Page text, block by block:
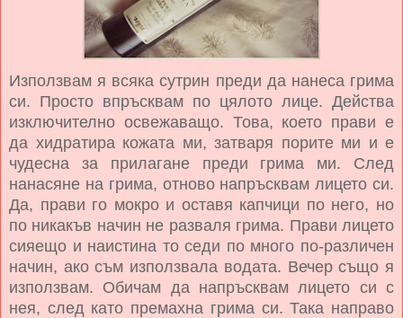
Използвам я всяка сутрин преди да нанеса грима
си. Просто впръсквам по цялото лице. Действа
изключително освежаващо. Това, което прави е
да хидратира кожата ми, затваря порите ми и е
чудесна за прилагане преди грима ми. След
нанасяне на грима, отново напръсквам лицето си.
Да, прави го мокро и оставя капчици по него, но
по никакъв начин не разваля грима. Прави лицето
сияещо и наистина то седи по много по-различен
начин, ако съм използвала водата. Вечер също я
използвам. Обичам да напръсквам лицето си с
нея, след като премахна грима си. Така направо